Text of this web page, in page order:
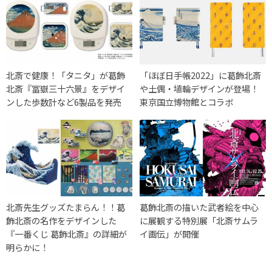
北斎で健康！「タニタ」が葛飾
北斎『冨嶽三十六景』をデザイ
ンした歩数計など6製品を発売
「ほぼ日手帳2022」に葛飾北斎
や土偶・埴輪デザインが登場！
東京国立博物館とコラボ
北斎先生グッズたまらん！！葛
飾北斎の名作をデザインした
『一番くじ 葛飾北斎』の詳細が
明らかに！
葛飾北斎の描いた武者絵を中心
に展観する特別展「北斎サムラ
イ画伝」が開催